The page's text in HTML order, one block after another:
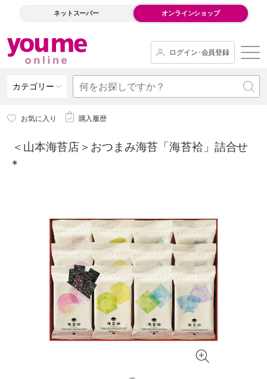
ネットスーパー オンラインショップ
ログイン･会員登録
カテゴリー
お気に入り 購入履歴
＜山本海苔店＞おつまみ海苔「海苔袷」詰合せ
*